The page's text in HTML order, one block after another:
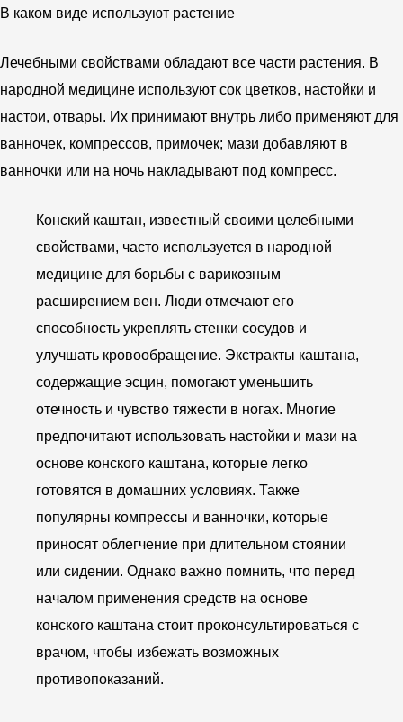
В каком виде используют растение
Лечебными свойствами обладают все части растения. В
народной медицине используют сок цветков, настойки и
настои, отвары. Их принимают внутрь либо применяют для
ванночек, компрессов, примочек; мази добавляют в
ванночки или на ночь накладывают под компресс.
Конский каштан, известный своими целебными
свойствами, часто используется в народной
медицине для борьбы с варикозным
расширением вен. Люди отмечают его
способность укреплять стенки сосудов и
улучшать кровообращение. Экстракты каштана,
содержащие эсцин, помогают уменьшить
отечность и чувство тяжести в ногах. Многие
предпочитают использовать настойки и мази на
основе конского каштана, которые легко
готовятся в домашних условиях. Также
популярны компрессы и ванночки, которые
приносят облегчение при длительном стоянии
или сидении. Однако важно помнить, что перед
началом применения средств на основе
конского каштана стоит проконсультироваться с
врачом, чтобы избежать возможных
противопоказаний.